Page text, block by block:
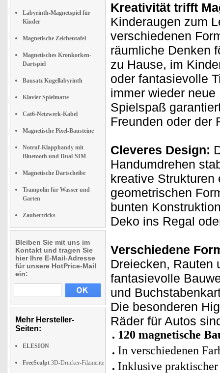
Labyrinth-Magnetspiel für
Kinder
Magnetische Zeichentafel
Magnetisches Kronkorken-
Dartspiel
Bausatz Kugellabyrinth
Klavier Spielmatte
Cat6-Netzwerk-Kabel
Magnetische Pixel-Bausteine
Notruf-Klapphandy mit
Bluetooth und Dual-SIM
Magnetische Dartscheibe
Trampolin für Wasser und
Garten
Zaubertricks
Bleiben Sie mit uns im
Kontakt und tragen Sie
hier Ihre E-Mail-Adresse
für unsere HotPrice-Mail
ein:
Mehr Hersteller-
Seiten:
ELESION
FreeSculpt 3D-Drucker-Filamente
Kreativität trifft
Kinderaugen zum
verschiedenen
räumliche Denken
zu Hause, im
oder fantasievolle
immer wieder
Spielspaß
Freunden oder der
Cleveres Design:
Handumdrehen
kreative Strukturen
geometrischen
bunten
Deko ins Regal
Verschiedene
Dreiecken, Rauten
fantasievolle
und
Die besonderen
Räder für Autos
120 magnetische
In verschiedenen
Inklusive praktischer